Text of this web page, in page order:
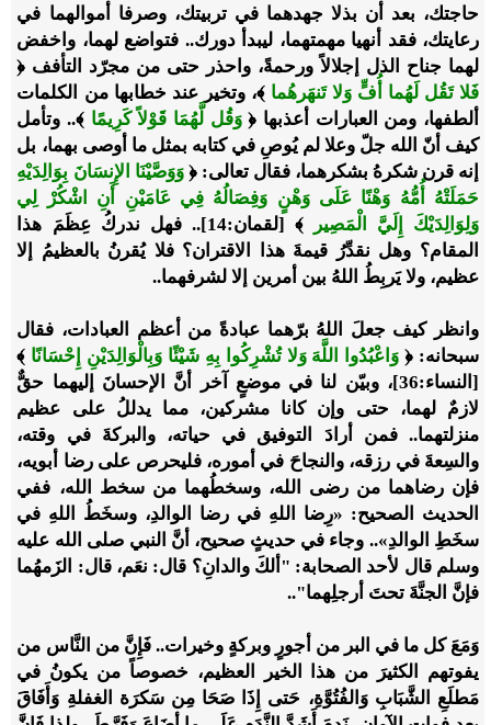
حاجتك، بعد أن بذلا جهدهما في تربيتك، وصرفا أموالهما في
رعايتك، فقد أنهيا مهمتهما، ليبدأ دورك.. فتواضع لهما، واخفض
لهما جناح الذل إجلالاً ورحمةً، واحذر حتى من مجرّد التأفف ﴿
فَلا تَقُل لَهُما أُفٍّ وَلا تَنهَرهُما ﴾، وتخير عند خطابها من الكلمات
ألطفها، ومن العبارات أعذبها ﴿وَقُل لَّهُمَا قَوْلاً كَرِيمًا ﴾.. وتأمل
كيف أنّ الله جلّ وعلا لم يُوصِ في كتابه بمثل ما أوصى بهما، بل
إنه قرن شكرهُ بشكرهما، فقال تعالى: ﴿وَوَصَّيْنَا الإِنسَانَ بِوَالِدَيْهِ
حَمَلَتْهُ أُمُّهُ وَهْنًا عَلَى وَهْنٍ وَفِصَالُهُ فِي عَامَيْنِ أَنِ اشْكُرْ لِي
وَلِوَالِدَيْكَ إِلَيَّ الْمَصِير
﴾ [لقمان:14].. فهل ندركُ عِظَمَ هذا
المقام؟ وهل نقدِّرُ قيمةَ هذا الاقتران؟ فلا يُقرنُ بالعظيمُ إلا
عظيم، ولا يَربِطُ اللهُ بين أمرين إلا لشرفهما..
وانظر كيف جعلَ اللهُ برّهما عبادةً من أعظم العبادات، فقال
سبحانه: ﴿ وَاعْبُدُوا اللَّهَ وَلا تُشْرِكُوا بِهِ شَيْئًا وَبِالْوَالِدَيْنِ إِحْسَانًا ﴾
[النساء:36]، وبيّن لنا في موضعٍ آخر أنَّ الإحسانَ إليهما حقٌّ
لازمٌ لهما، حتى وإن كانا مشركين، مما يدللُ على عظيم
منزلتهما.. فمن أرادَ التوفيق في حياته، والبركةَ في وقته،
والسِعةَ في رزقه، والنجاحَ في أموره، فليحرص على رضا أبويه،
فإن رضاهما من رضى الله، وسخطُهما من سخط الله، ففي
الحديث الصحيح: «رِضا اللهِ في رضا الوالدِ، وسخَطُ اللهِ في
سخَطِ الوالدِ».. وجاء في حديثٍ صحيح، أنَّ النبي صلى الله عليه
وسلم قال لأحد الصحابة: "ألكَ والدانِ؟ قال: نعَم، قال: الزَمهُما
فإنَّ الجنَّةَ تحتَ أرجلِهما"..
وَمَعَ كل ما في البر من أجورٍ وبركةٍ وخيرات.. فَإِنَّ من النَّاس من
يفوتهم الكثيرَ من هذا الخير العظيم، خصوصاً من يكونُ في
مَطلَعِ الشَّبَابِ وَالفُتُوَّةِ، حَتى إِذَا صَحَا مِن سَكرَة الغفلةِ وَأَفَاقَ